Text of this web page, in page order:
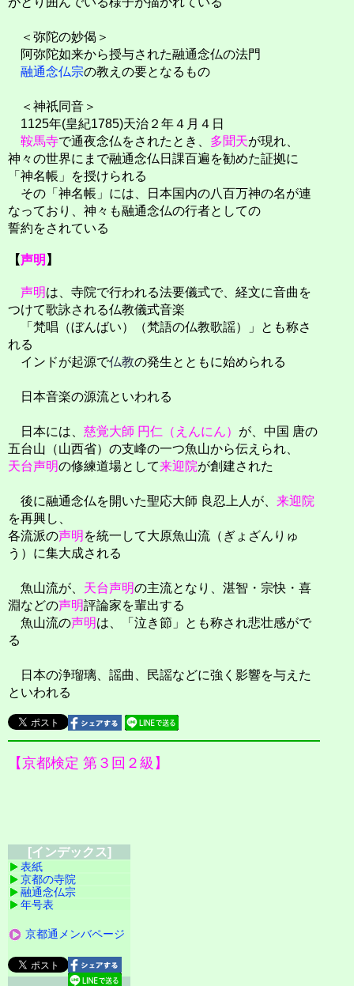
＜弥陀の妙偈＞
阿弥陀如来から授与された融通念仏の法門
融通念仏宗の教えの要となるもの
＜神祇同音＞
1125年(皇紀1785)天治２年４月４日
鞍馬寺で通夜念仏をされたとき、 多聞天が現れ、
神々の世界にまで融通念仏日課百遍を勧めた証拠に
「神名帳」を授けられる
その「神名帳」には、日本国内の八百万神の名が連
なっており、神々も融通念仏の行者としての
誓約をされている
【声明 】
声明は、寺院で行われる法要儀式で、経文に音曲を
つけて歌詠される仏教儀式音楽
「梵唱（ぼんばい）（梵語の仏教歌謡）」とも称さ
れる
インドが起源で仏教の発生とともに始められる
日本音楽の源流といわれる
日本には、 慈覚大師 円仁（えんにん） が、中国 唐の
五台山（山西省）の支峰の一つ魚山から伝えられ、
天台声明の修練道場として来迎院が創建された
後に融通念仏を開いた聖応大師 良忍上人が、 来迎院
を再興し、
各流派の声明 を統一して大原魚山流（ぎょざんりゅ
う）に集大成される
魚山流が、 天台声明の主流となり、湛智・宗快・喜
淵などの声明評論家を輩出する
魚山流の声明は、「泣き節」とも称され悲壮感がで
る
日本の浄瑠璃、謡曲、民謡などに強く影響を与えた
といわれる
【京都検定 第３回２級】
[インデックス]
表紙
京都の寺院
融通念仏宗
年号表
京都通メンバページ